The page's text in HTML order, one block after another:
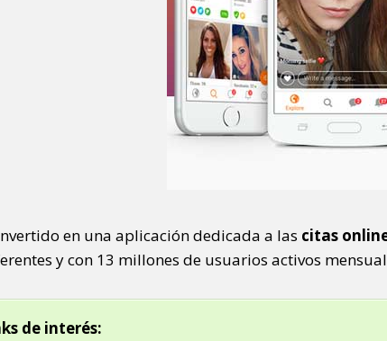
en una aplicación dedicada a las citas
y con 13 millones de usuarios activos
de interés: